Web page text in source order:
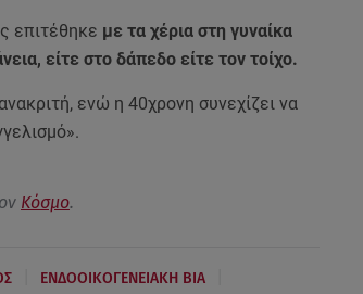
επιτέθηκε με τα χέρια στη γυναίκα
είτε στο δάπεδο είτε τον τοίχο.
ενώ η 40χρονη συνεχίζει να
Κόσμο.
ΕΝΔΟΟΙΚΟΓΕΝΕΙΑΚΗ ΒΙΑ